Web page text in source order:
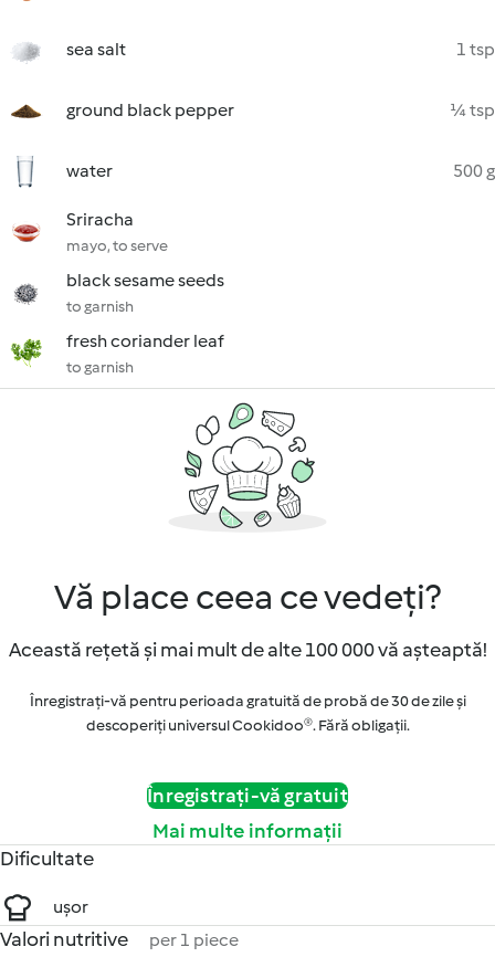
sea salt 1 tsp
ground black pepper ¼ tsp
water 500 g
Sriracha
mayo, to serve
black sesame seeds
to garnish
fresh coriander leaf
to garnish
Vă place ceea ce vedeți?
Această rețetă și mai mult de alte 100 000 vă așteaptă!
Înregistrați-vă pentru perioada gratuită de probă de 30 de zile și
descoperiți universul Cookidoo®. Fără obligaţii.
Înregistrați-vă gratuit
Mai multe informații
Dificultate
ușor
Valori nutritive per 1 piece